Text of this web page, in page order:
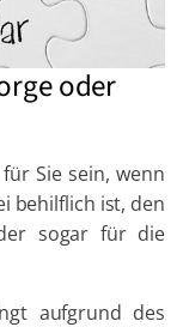
oder
Sie sein, wenn
behilflich ist, den
sogar für die
aufgrund des